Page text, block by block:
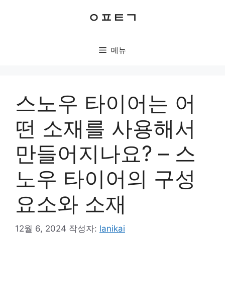
ㅇㅍㅌㄱ
메뉴
스노우 타이어는 어
떤 소재를 사용해서
만들어지나요? – 스
노우 타이어의 구성
요소와 소재
12월 6, 2024 작성자: lanikai